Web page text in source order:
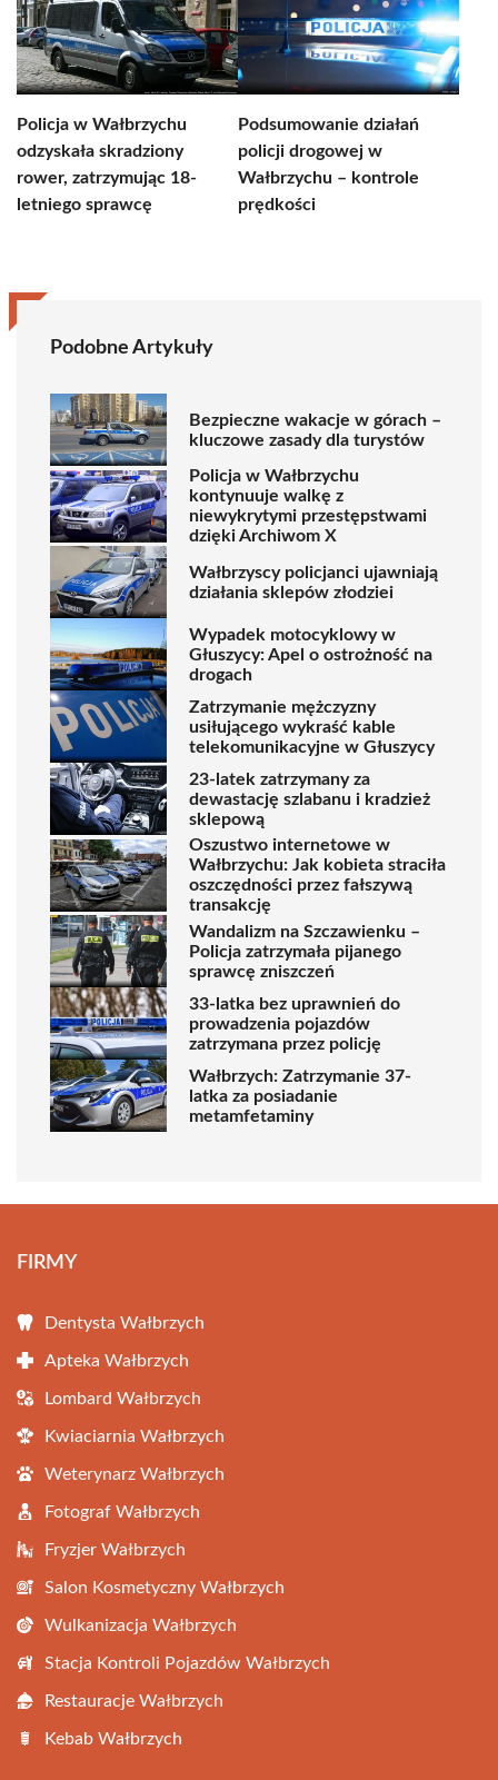
Policja w Wałbrzychu
odzyskała skradziony
rower, zatrzymując 18-
letniego sprawcę
Podsumowanie działań
policji drogowej w
Wałbrzychu – kontrole
prędkości
Podobne Artykuły
Bezpieczne wakacje w górach –
kluczowe zasady dla turystów
Policja w Wałbrzychu
kontynuuje walkę z
niewykrytymi przestępstwami
dzięki Archiwom X
Wałbrzyscy policjanci ujawniają
działania sklepów złodziei
Wypadek motocyklowy w
Głuszycy: Apel o ostrożność na
drogach
Zatrzymanie mężczyzny
usiłującego wykraść kable
telekomunikacyjne w Głuszycy
23-latek zatrzymany za
dewastację szlabanu i kradzież
sklepową
Oszustwo internetowe w
Wałbrzychu: Jak kobieta straciła
oszczędności przez fałszywą
transakcję
Wandalizm na Szczawienku –
Policja zatrzymała pijanego
sprawcę zniszczeń
33-latka bez uprawnień do
prowadzenia pojazdów
zatrzymana przez policję
Wałbrzych: Zatrzymanie 37-
latka za posiadanie
metamfetaminy
FIRMY
Dentysta Wałbrzych
Apteka Wałbrzych
Lombard Wałbrzych
Kwiaciarnia Wałbrzych
Weterynarz Wałbrzych
Fotograf Wałbrzych
Fryzjer Wałbrzych
Salon Kosmetyczny Wałbrzych
Wulkanizacja Wałbrzych
Stacja Kontroli Pojazdów Wałbrzych
Restauracje Wałbrzych
Kebab Wałbrzych